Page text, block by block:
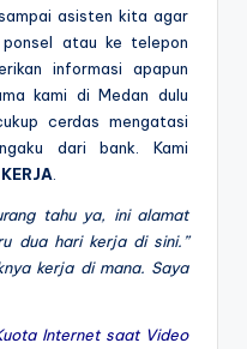
asisten kita agar
atau ke telepon
informasi apapun
kami di Medan dulu
cerdas mengatasi
dari bank. Kami
tahu ya, ini alamat
dua hari kerja di sini.”
kerja di mana. Saya
Internet saat Video